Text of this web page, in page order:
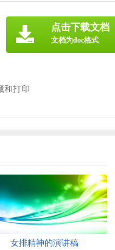
和打印
点击下载文档
文档为doc格式
女排精神的演讲稿